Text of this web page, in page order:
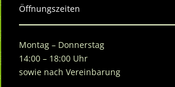
Öffnungszeiten
Montag – Donnerstag
14:00 – 18:00 Uhr
sowie nach Vereinbarung